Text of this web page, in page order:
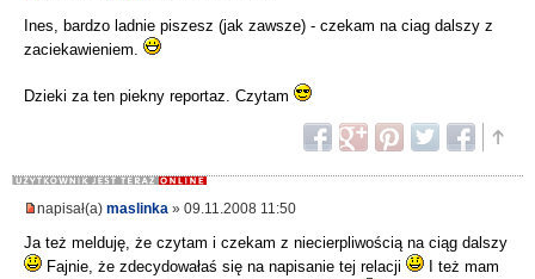
Ines, bardzo ladnie piszesz (jak zawsze) - czekam na ciag dalszy z
zaciekawieniem.
Dzieki za ten piekny reportaz. Czytam
napisał(a) maslinka » 09.11.2008 11:50
Ja też melduję, że czytam i czekam z niecierpliwością na ciąg dalszy
Fajnie, że zdecydowałaś się na napisanie tej relacji
I też mam